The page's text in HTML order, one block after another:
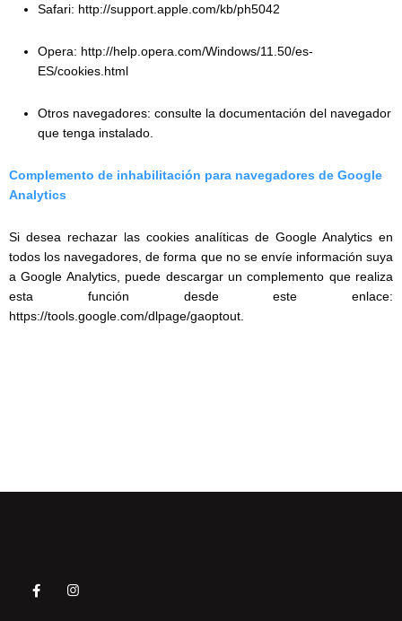
Safari: http://support.apple.com/kb/ph5042
Opera: http://help.opera.com/Windows/11.50/es-
ES/cookies.html
Otros navegadores: consulte la documentación del navegador
que tenga instalado.
Complemento de inhabilitación para navegadores de Google
Analytics
Si desea rechazar las cookies analíticas de Google Analytics en
todos los navegadores, de forma que no se envíe información suya
a Google Analytics, puede descargar un complemento que realiza
esta función desde este enlace:
https://tools.google.com/dlpage/gaoptout.